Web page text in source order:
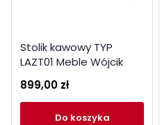
Stolik kawowy TYP
LAZT01 Meble Wójcik
899,00 zł
do koszyka